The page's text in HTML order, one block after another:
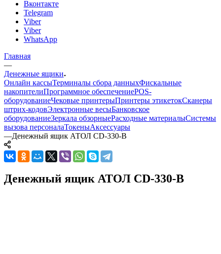
Вконтакте
Telegram
Viber
Viber
WhatsApp
Главная
—
Денежные ящики
Онлайн кассыТерминалы сбора данныхФискальные
накопителиПрограммное обеспечениеPOS-
оборудованиеЧековые принтерыПринтеры этикетокСканеры
штрих-кодовЭлектронные весыБанковское
оборудованиеЗеркала обзорныеРасходные материалыСистемы
вызова персоналаТокеныАксессуары
—Денежный ящик АТОЛ CD-330-B
Денежный ящик АТОЛ CD-330-B